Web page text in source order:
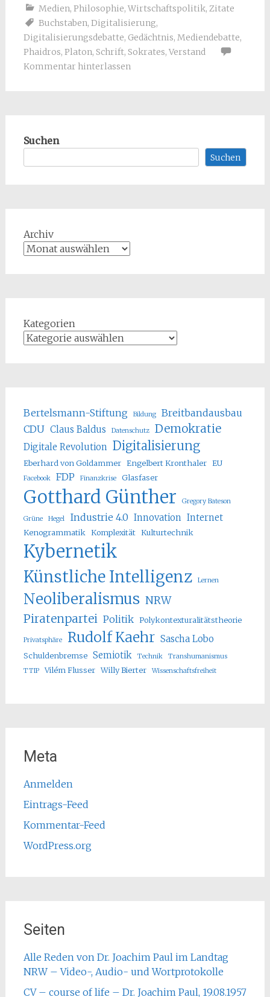
Medien, Philosophie, Wirtschaftspolitik, Zitate
Buchstaben, Digitalisierung,
Digitalisierungsdebatte, Gedächtnis, Mediendebatte,
Phaidros, Platon, Schrift, Sokrates, Verstand
Kommentar hinterlassen
Suchen
Suchen
Archiv
Kategorien
Bertelsmann-Stiftung Bildung
Breitbandausbau
CDU Claus Baldus Datenschutz Demokratie
Digitale Revolution Digitalisierung
Eberhard von Goldammer Engelbert Kronthaler EU
Facebook FDP Finanzkrise Glasfaser
Gotthard Günther Gregory Bateson
Grüne Hegel Industrie 4.0 Innovation Internet
Kenogrammatik Komplexität Kulturtechnik
Kybernetik
Künstliche Intelligenz Lernen
Neoliberalismus NRW
Piratenpartei Politik Polykontexturalitätstheorie
Privatsphäre Rudolf Kaehr Sascha Lobo
Schuldenbremse Semiotik Technik
Transhumanismus
TTIP
Vilém Flusser Willy Bierter Wissenschaftsfreiheit
Meta
Anmelden
Eintrags-Feed
Kommentar-Feed
WordPress.org
Seiten
Alle Reden von Dr. Joachim Paul im Landtag
NRW – Video-, Audio- und Wortprotokolle
CV – course of life – Dr. Joachim Paul, 19.08.1957